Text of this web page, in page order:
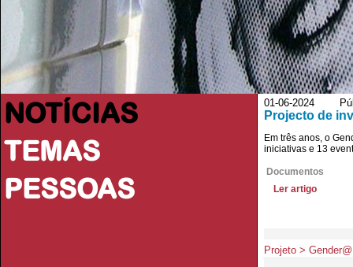
NOTÍCIAS
TEMAS
PESSOAS
01-06-2024
Projecto de
Em três anos, o
iniciativas e 13
Documentos
Ler artigo
Projeto >